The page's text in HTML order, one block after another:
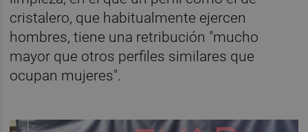
cristalero, que habitualmente ejercen
hombres, tiene una retribución "mucho
mayor que otros perfiles similares que
ocupan mujeres".